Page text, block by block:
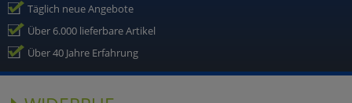
Täglich neue Angebote
Über 6.000 lieferbare Artikel
Über 40 Jahre Erfahrung